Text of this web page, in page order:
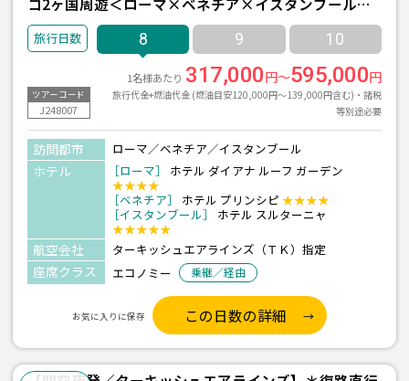
日間
8 9 10
ツアーコード
J248007
1名様あたり 317,000円～595,000円
旅行代金+燃油代金 (燃油目安120,000円～139,000円含む)・諸税
等別途必要
訪問都市 ローマ／ベネチア／イスタンブール
ホテル ［ローマ］
ホテル ダイアナ ルーフ ガーデン
★★★★
［ベネチア］
ホテル プリンシピ ★★★★
［イスタンブール］
ホテル スルターニャ
★★★★★
航空会社 ターキッシュエアラインズ（ＴＫ）指定
座席クラス エコノミー 乗継／経由
お気に入りに保存 この日数の詳細